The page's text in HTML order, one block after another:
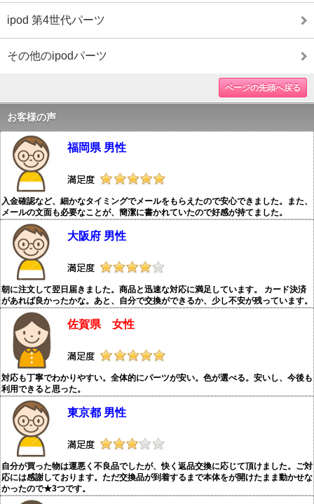
ipod 第4世代パーツ
その他のipodパーツ
ページの先頭へ戻る
お客様の声
福岡県 男性
入金確認など、細かなタイミングでメールをもらえたので安心できました。また、
メールの文面も必要なことが、簡潔に書かれていたので好感が持てました。
大阪府 男性
朝に注文して翌日届きました。商品と迅速な対応に満足しています。 カード決済
があれば良かったかな。あと、自分で交換ができるか、少し不安が残っています。
佐賀県 女性
対応も丁寧でわかりやすい。全体的にパーツが安い。色が選べる。安いし、今後も
利用できると思った。
東京都 男性
自分が買った物は運悪く不良品でしたが、快く返品交換に応じて頂けました。ご対
応には感謝しております。ただ交換品が到着するまで本体をが開けたまま動かせな
かったので★3つです。